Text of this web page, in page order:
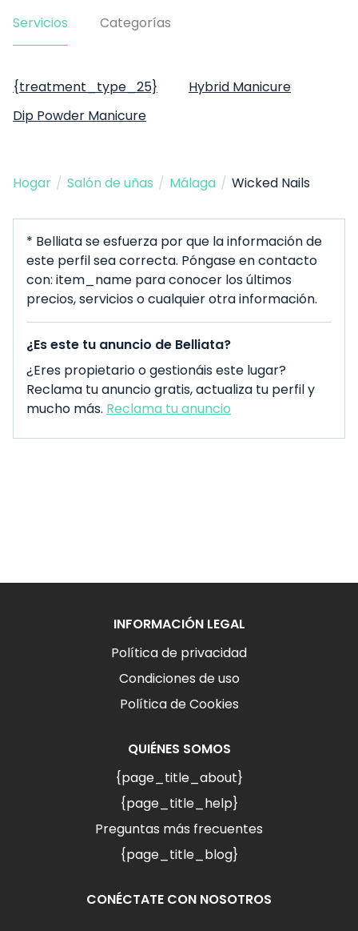
Servicios Categorías
{treatment_type_25}
Hybrid Manicure
Dip Powder Manicure
Hogar / Salón de uñas / Málaga / Wicked Nails
* Belliata se esfuerza por que la información de
este perfil sea correcta. Póngase en contacto
con: item_name para conocer los últimos
precios, servicios o cualquier otra información.
¿Es este tu anuncio de Belliata?
¿Eres propietario o gestionáis este lugar?
Reclama tu anuncio gratis, actualiza tu perfil y
mucho más. Reclama tu anuncio
INFORMACIÓN LEGAL
Política de privacidad
Condiciones de uso
Política de Cookies
QUIÉNES SOMOS
{page_title_about}
{page_title_help}
Preguntas más frecuentes
{page_title_blog}
CONÉCTATE CON NOSOTROS